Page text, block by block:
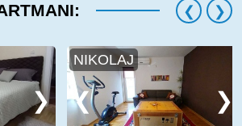
NIKOLAJ